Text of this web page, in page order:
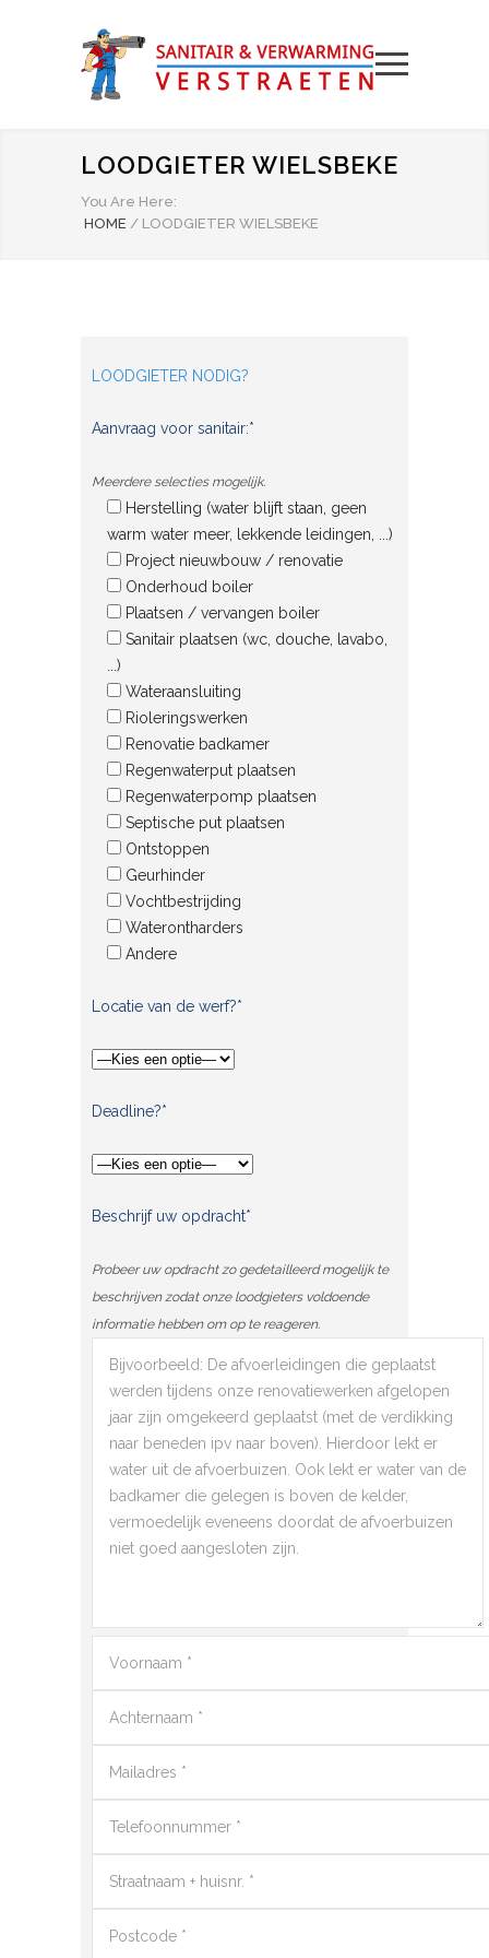
LOODGIETER WIELSBEKE
You Are Here:
HOME / LOODGIETER WIELSBEKE
LOODGIETER NODIG?
Aanvraag voor sanitair:*
Meerdere selecties mogelijk.
Herstelling (water blijft staan, geen
warm water meer, lekkende leidingen, ...)
Project nieuwbouw / renovatie
Onderhoud boiler
Plaatsen / vervangen boiler
Sanitair plaatsen (wc, douche, lavabo,
...)
Wateraansluiting
Rioleringswerken
Renovatie badkamer
Regenwaterput plaatsen
Regenwaterpomp plaatsen
Septische put plaatsen
Ontstoppen
Geurhinder
Vochtbestrijding
Waterontharders
Andere
Locatie van de werf?*
Deadline?*
Beschrijf uw opdracht*
Probeer uw opdracht zo gedetailleerd mogelijk te
beschrijven zodat onze loodgieters voldoende
informatie hebben om op te reageren.